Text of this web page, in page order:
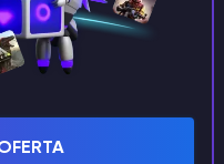
una cuadrícula de
muy útil para
seguro de cómo